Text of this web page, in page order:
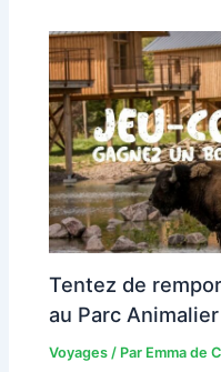
Tentez de
au Parc
Voyages / Par Emma de